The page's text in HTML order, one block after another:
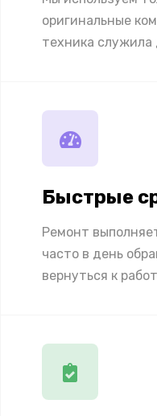
оригинальные
техника служила
Быстрые
Ремонт
часто в день
вернуться к